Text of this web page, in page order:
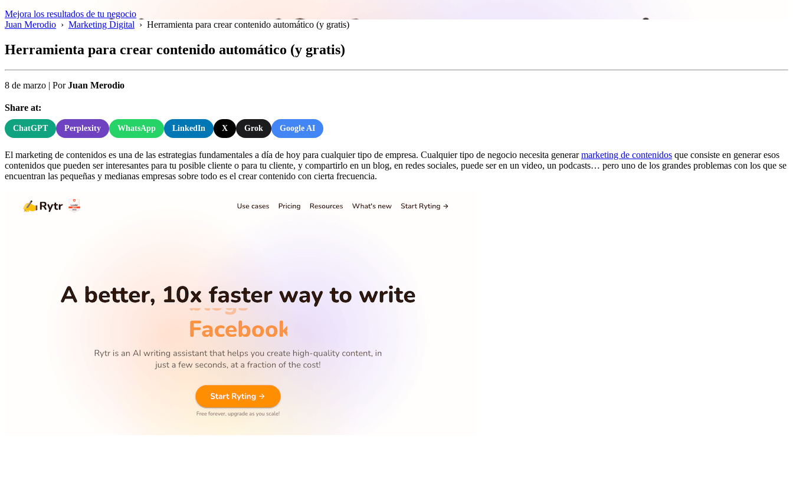
Mejora los resultados de tu negocio
Juan Merodio › Marketing Digital › Herramienta para crear contenido automático (y gratis)
Herramienta para crear contenido automático (y gratis)
8 de marzo | PorJuan Merodio
Share at:
ChatGPT Perplexity WhatsApp LinkedIn X Grok Google AI
El marketing de contenidos es una de las estrategias fundamentales a día de hoy para cualquier tipo de empresa. Cualquier tipo de negocio necesita generarmarketing de contenidos que consiste en generar esos
contenidos que pueden ser interesantes para tu posible cliente o para tu cliente, y compartirlo en un blog, en redes sociales, puede ser en un video, un podcasts… pero uno de los grandes problemas con los que se
encuentran las pequeñas y medianas empresas sobre todo es el crear contenido con cierta frecuencia.